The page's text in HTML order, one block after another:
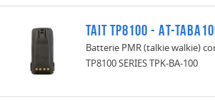
Tait TP8100 - AT-
Batterie PMR (talkie walkie)
TP8100 SERIES TPK-BA-100